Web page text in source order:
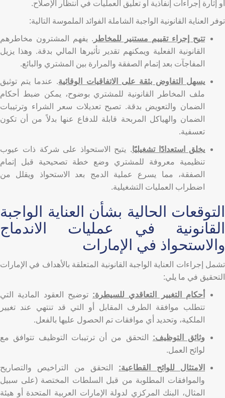
أو إثارة إجراءات إنفاذية أو تعليق العمليات في انتظار الإصلاح.
توفر العناية القانونية الواجبة الشاملة الفوائد الملموسة التالية:
تتيح إجراء تقييم مستنير للمخاطر . يفهم المشترون مخاطرهم
القانونية الفعلية ويمكنهم تقدير تأثيرها المالي بدقة. وهذا يزيل
المفاجآت بعد إتمام الصفقة والمرارة بين المشتري والبائع.
يسهل التفاوض بثقة على الاتفاقيات الوقائية. عندما يتم توثيق
ملف المخاطر القانونية للمشتري بوضوح، يمكن ضبط أحكام
الضمان والتعويض بدقة. تصبح تعديلات سعر الشراء وترتيبات
الضمان والهياكل المربحة قابلة للدفاع عنها بدلاً من أن تكون
تعسفية.
يخلق استعدادًا تشغيليًا. يتيح الاستحواذ على شركة ذات عيوب
تنظيمية معروفة للمشتري وضع خطة تصحيحية قبل إتمام
الصفقة، مما يسرع عملية الدمج بعد الاستحواذ ويقلل من
اضطراب العمليات التشغيلية.
التوقعات الحالية بشأن العناية الواجبة
القانونية في عمليات الاندماج
والاستحواذ في الإمارات
تشمل إجراءات العناية الواجبة القانونية المتعلقة بالأهداف في الإمارات
التحقيق في ما يلي:
أحكام التغيير التعاقدي للسيطرة: توضيح العقود المادية التي
تتطلب موافقة الطرف المقابل أو التي قد تنتهي عند تغيير
الملكية، وتحديد أي موافقات تم الحصول عليها بالفعل.
وثائق التوظيف: التحقق من أن ترتيبات التوظيف تتوافق مع
لوائح العمل.
الامتثال للوائح القطاعية: التحقق من التراخيص والتصاريح
والموافقات المطلوبة من قبل السلطات المختصة (على سبيل
المثال، البنك المركزي لدولة الإمارات العربية المتحدة أو هيئة